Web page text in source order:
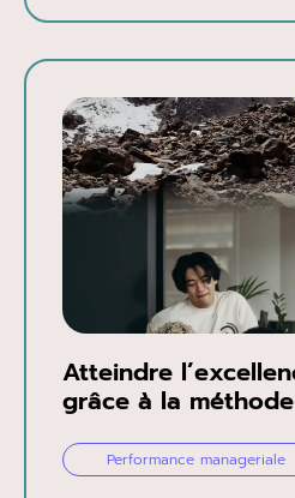
Atteindre
grâce à la méthode
Performance manageriale